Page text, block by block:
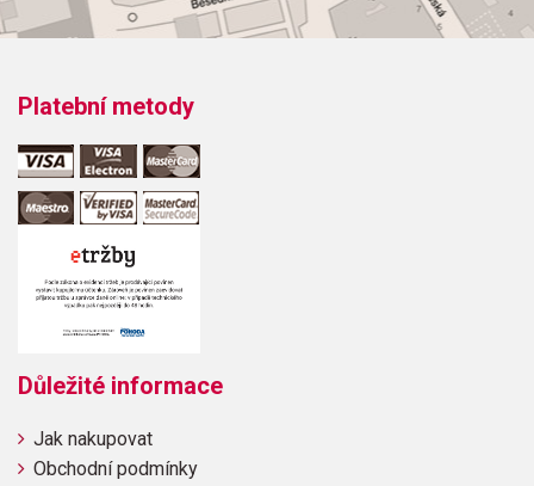
Platební metody
Důležité informace
Jak nakupovat
Obchodní podmínky